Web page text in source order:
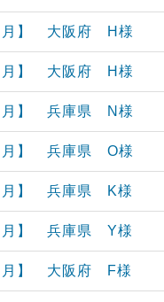
月】 大阪府 H様
月】 大阪府 H様
月】 兵庫県 N様
月】 兵庫県 O様
月】 兵庫県 K様
月】 兵庫県 Y様
月】 大阪府 F様